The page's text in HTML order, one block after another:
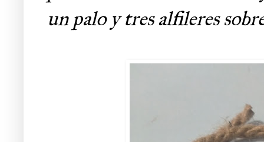
un palo y tres alfileres